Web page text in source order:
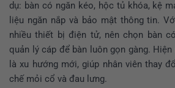
dụ: bàn có ngăn kéo, hộc tủ khóa, kệ
liệu ngăn nắp và bảo mật thông tin.
nhiều thiết bị điện tử, nên chọn bàn
quản lý cáp để bàn luôn gọn gàng. Hiện
là xu hướng mới, giúp nhân viên thay
chế mỏi cổ và đau lưng.